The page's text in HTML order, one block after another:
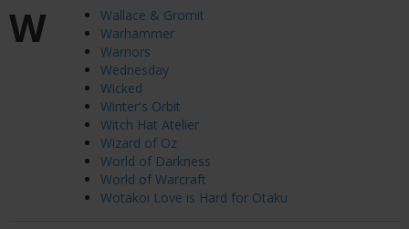
W
Wallace & Gromit
Warhammer
Warriors
Wednesday
Wicked
Winter's Orbit
Witch Hat Atelier
Wizard of Oz
World of Darkness
World of Warcraft
Wotakoi Love is Hard for Otaku